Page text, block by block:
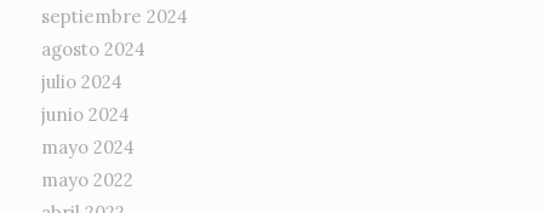
septiembre 2024
agosto 2024
julio 2024
junio 2024
mayo 2024
mayo 2022